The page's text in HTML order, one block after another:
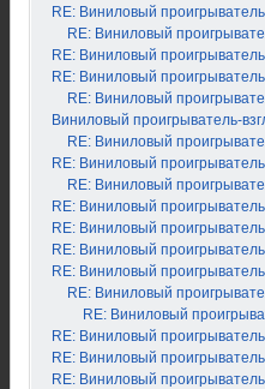
RE: Виниловый
RE: Виниловый
RE: Виниловый
RE: Виниловый
RE: Виниловый
Виниловый проигрыватель-
RE: Виниловый
RE: Виниловый
RE: Виниловый
RE: Виниловый
RE: Виниловый
RE: Виниловый
RE: Виниловый
RE: Виниловый
RE: Виниловый
RE: Виниловый
RE: Виниловый
RE: Виниловый